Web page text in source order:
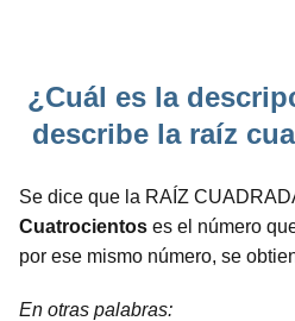
¿Cuál es la
describe la raíz
Se dice que la RAÍZ
Cuatrocientos es el número
por ese mismo número, se
En otras palabras: